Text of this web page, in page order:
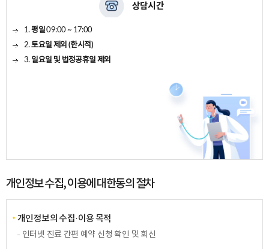
상담시간
1.평일09:00 ~ 17:00
2.토요일 제외 (한시적)
3. 일요일 및 법정공휴일 제외
개인정보 수집, 이용에 대한동의 절차
개인정보의 수집·이용 목적
인터넷 진료 간편 예약 신청 확인 및 회신